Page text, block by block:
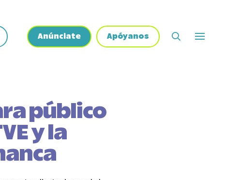
Anúnciate Apóyanos
público
y la